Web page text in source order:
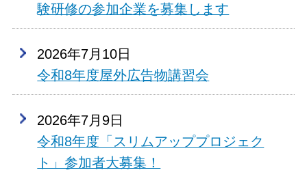
験研修の参加企業を募集します
2026年7月10日
令和8年度屋外広告物講習会
2026年7月9日
令和8年度「スリムアッププロジェク
ト」参加者大募集！